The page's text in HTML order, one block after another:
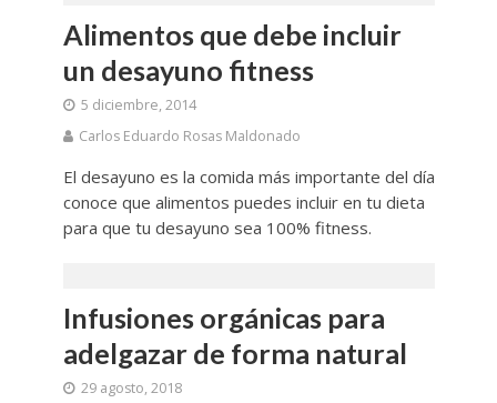
Alimentos que debe incluir
un desayuno fitness
5 diciembre, 2014
Carlos Eduardo Rosas Maldonado
El desayuno es la comida más importante del día
conoce que alimentos puedes incluir en tu dieta
para que tu desayuno sea 100% fitness.
Infusiones orgánicas para
adelgazar de forma natural
29 agosto, 2018